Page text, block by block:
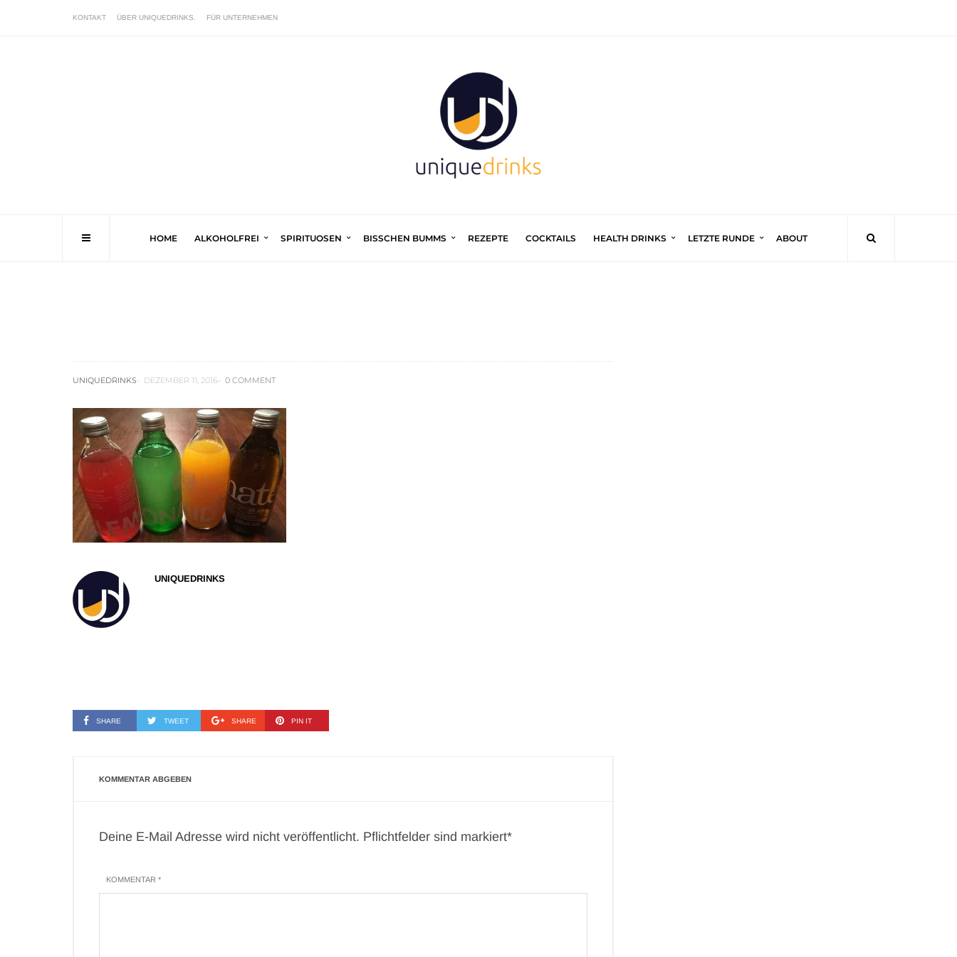
KONTAKT ÜBER UNIQUEDRINKS. FÜR UNTERNEHMEN
HOME ALKOHOLFREI SPIRITUOSEN BISSCHEN BUMMS REZEPTE COCKTAILS HEALTH DRINKS LETZTE RUNDE ABOUT
UNIQUEDRINKS DEZEMBER 11, 2016 0 COMMENT
UNIQUEDRINKS
SHARE TWEET SHARE PIN IT
KOMMENTAR ABGEBEN
Deine E-Mail Adresse wird nicht veröffentlicht. Pflichtfelder sind markiert*
KOMMENTAR *